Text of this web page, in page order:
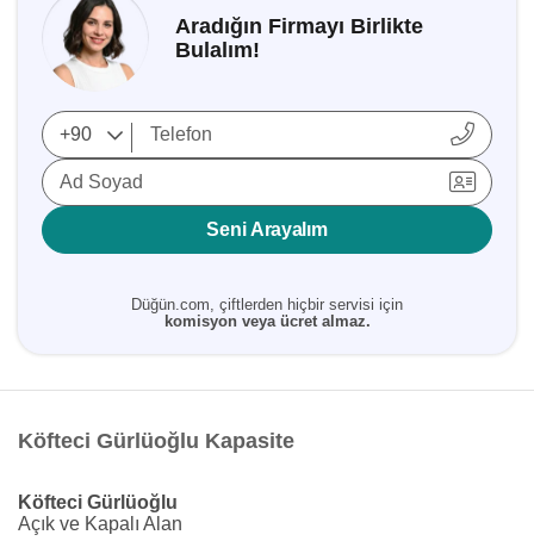
Aradığın Firmayı Birlikte
Bulalım!
Ad Soyad
Seni Arayalım
Düğün.com, çiftlerden hiçbir servisi için
komisyon veya ücret almaz.
Köfteci Gürlüoğlu Kapasite
Köfteci Gürlüoğlu
Açık ve Kapalı Alan